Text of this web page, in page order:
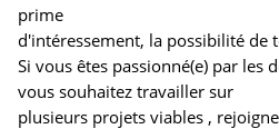
prime
d'intéressement, la possibilité de
Si vous êtes passionné(e) par les
vous souhaitez travailler sur
plusieurs projets viables ,